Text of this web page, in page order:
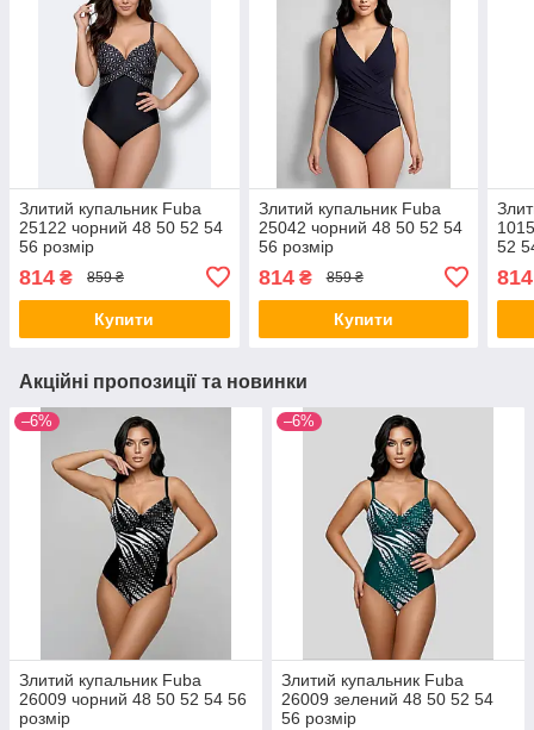
Злитий купальник Fuba
25122 чорний 48 50 52 54
56 розмір
814 ₴ 859 ₴
Купити
Злитий купальник Fuba
25042 чорний 48 50 52 54
56 розмір
814₴ 859 ₴
Купити
52
814
Акційні пропозиції та новинки
–6%
Злитий купальник Fuba
26009 чорний 48 50 52 54 56
розмір
–6%
Злитий купальник Fuba
26009 зелений 48 50 52 54
56 розмір